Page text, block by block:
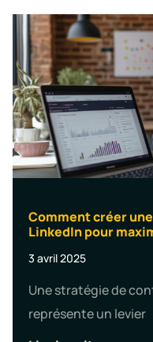
Comment créer
LinkedIn pour
3 avril 2025
Une stratégie de
représente un levier